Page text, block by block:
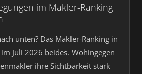
im Makler-Ranking
unten? Das Makler-Ranking in
Juli 2026 beides. Wohingegen
ihre Sichtbarkeit stark